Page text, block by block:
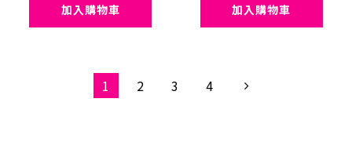
加入購物車 加入購物車
1 2 3 4